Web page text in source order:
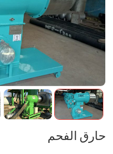
حارق الفحم